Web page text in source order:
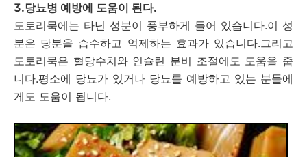
3.당뇨병 예방에 도움이 된다.
도토리묵에는 타닌 성분이 풍부하게 들어 있습니다.이 성
분은 당분을 습수하고 억제하는 효과가 있습니다.그리고
도토리묵은 혈당수치와 인슐린 분비 조절에도 도움을 줍
니다.평소에 당뇨가 있거나 당뇨를 예방하고 있는 분들에
게도 도움이 됩니다.